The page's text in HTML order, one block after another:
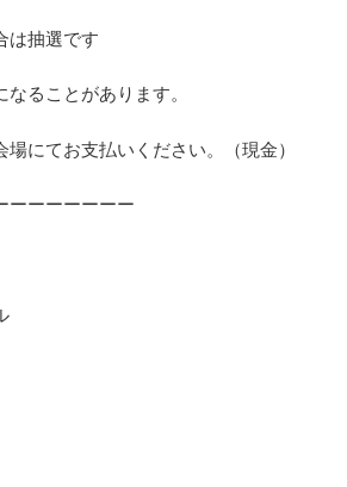
は抽選です
ることがあります。
にてお支払いください。（現金）
ーーーーーーー